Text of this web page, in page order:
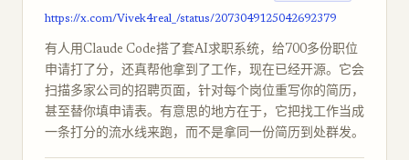
https://x.com/Vivek4real_/status/2073049125042692379
有人用Claude Code搭了套AI求职系统，给700多份职位
申请打了分，还真帮他拿到了工作，现在已经开源。它会
扫描多家公司的招聘页面，针对每个岗位重写你的简历，
甚至替你填申请表。有意思的地方在于，它把找工作当成
一条打分的流水线来跑，而不是拿同一份简历到处群发。